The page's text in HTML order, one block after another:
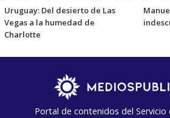
Uruguay: Del desierto de Las
Vegas a la humedad de
Charlotte
Portal de contenidos del Servicio